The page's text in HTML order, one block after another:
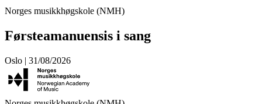
Norges musikkhøgskole (NMH)
Førsteamanuensis i sang
Oslo | 31/08/2026